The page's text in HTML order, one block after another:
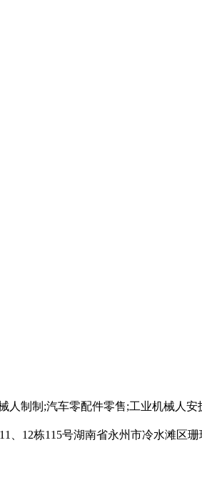
制;汽车零配件零售;工业机械人安
、12栋115号湖南省永州市冷水滩区